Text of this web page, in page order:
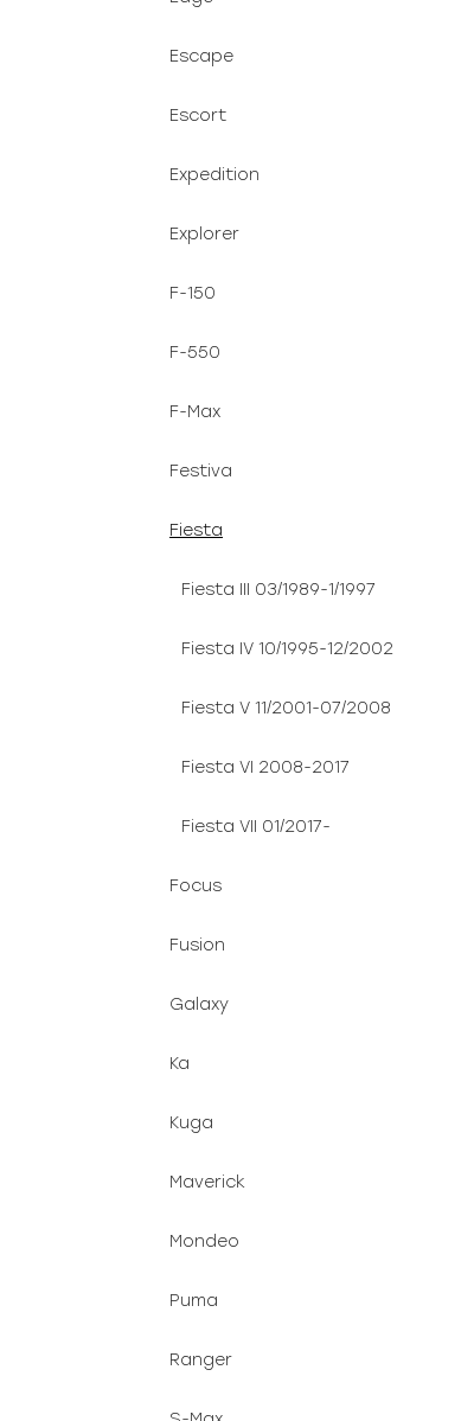
Escape
Escort
Expedition
Explorer
F-150
F-550
F-Max
Festiva
Fiesta
Fiesta III 03/1989-1/1997
Fiesta IV 10/1995-12/2002
Fiesta V 11/2001-07/2008
Fiesta VI 2008-2017
Fiesta VII 01/2017-
Focus
Fusion
Galaxy
Ka
Kuga
Maverick
Mondeo
Puma
Ranger